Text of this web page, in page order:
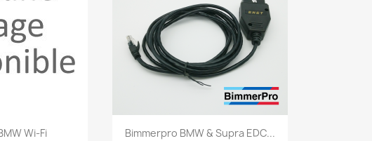
rapide
Wi-Fi Aperçu rapide
Bimmerpro BMW & Supra EDC...